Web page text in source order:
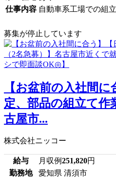
仕事内容 自動車系工場での組
募集が停止しています
【お盆前の入社間に
定、部品の組立て作
古屋市...
株式会社ニッコー
給与 月収例251,820円
勤務地
愛知県 清須市